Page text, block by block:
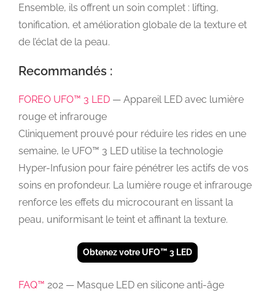
Ensemble, ils offrent un soin complet : lifting,
tonification, et amélioration globale de la texture et
de l’éclat de la peau.
Recommandés :
FOREO UFO™ 3 LED — Appareil LED avec lumière
rouge et infrarouge
Cliniquement prouvé pour réduire les rides en une
semaine, le UFO™ 3 LED utilise la technologie
Hyper-Infusion pour faire pénétrer les actifs de vos
soins en profondeur. La lumière rouge et infrarouge
renforce les effets du microcourant en lissant la
peau, uniformisant le teint et affinant la texture.
Obtenez votre UFO™ 3 LED
FAQ™ 202 — Masque LED en silicone anti-âge